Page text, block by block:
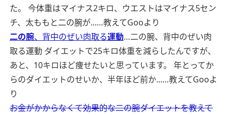
た。 今体重はマイナス2キロ、ウエストはマイナス5セン
チ、太ももと二の腕が...…教えてGooより
二の腕、背中のぜい肉取る運動…二の腕、背中のぜい肉
取る運動 ダイエットで25キロ体重を減らしたんですが、
あと、10キロほど痩せたいと思っています。 年とってか
らのダイエットのせいか、半年ほど前か...…教えてGooよ
り
お金がかからなくて効果的な二の腕ダイエットを教えて